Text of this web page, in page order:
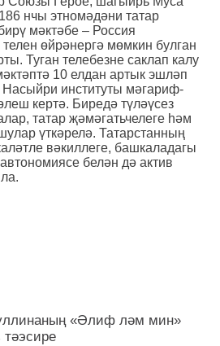
нчы этномәдәни татар
мәктәбе – Россия
өйрәнергә мөмкин булган
Туган телебезне саклап калу
10 елдан артык эшләп
институты мәгариф-
кертә. Биредә түләүсез
татар җәмәгатьчелеге һәм
үткәрелә. Татарстанның
вәкиллеге, башкаладагы
белән дә актив
«Әлиф ләм мин»
тәэсире